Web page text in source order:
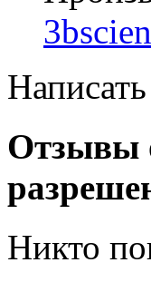
Отзывы
Никто